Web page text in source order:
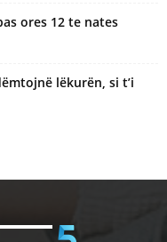
ores 12 te nates
lëkurën, si t’i